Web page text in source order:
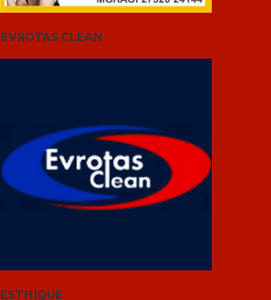
EVROTAS CLEAN
ESTHIQUE